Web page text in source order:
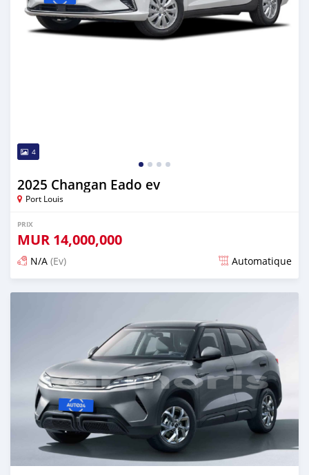
4
2025 Changan Eado ev
Port Louis
PRIX
MUR 14,000,000
N/A (Ev) Automatique
Publié il y a plus d'un an